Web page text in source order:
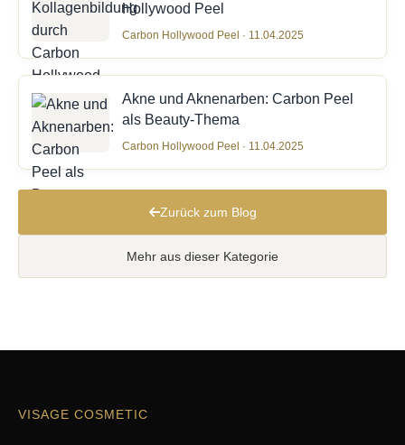
Hollywood Peel
Carbon Hollywood Peel · 11.04.2025
Akne und Aknenarben: Carbon Peel
als Beauty-Thema
Carbon Hollywood Peel · 11.04.2025
Zurück zum Blog
Mehr aus dieser Kategorie
VISAGE COSMETIC